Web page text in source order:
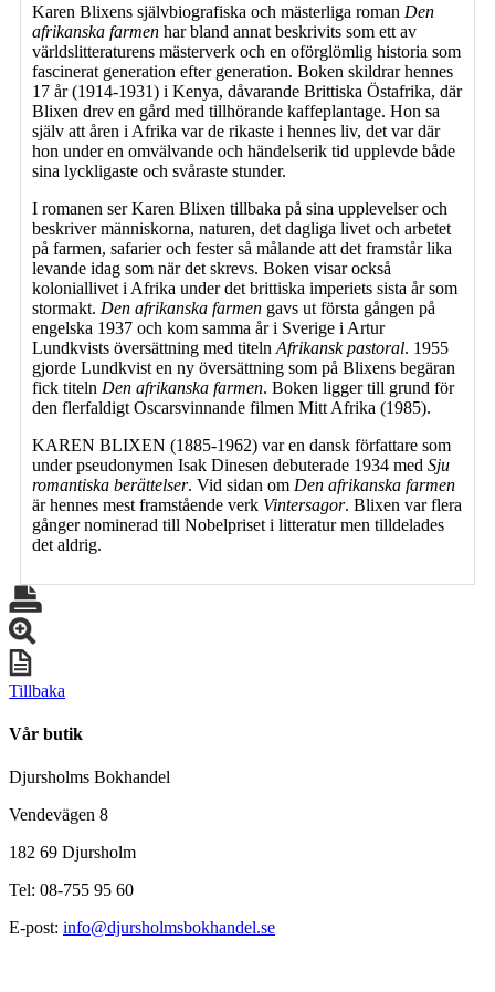
Karen Blixens självbiografiska och mästerliga roman Den
afrikanska farmen har bland annat beskrivits som ett av
världslitteraturens mästerverk och en oförglömlig historia som
fascinerat generation efter generation. Boken skildrar hennes
17 år (1914-1931) i Kenya, dåvarande Brittiska Östafrika, där
Blixen drev en gård med tillhörande kaffeplantage. Hon sa
själv att åren i Afrika var de rikaste i hennes liv, det var där
hon under en omvälvande och händelserik tid upplevde både
sina lyckligaste och svåraste stunder.
I romanen ser Karen Blixen tillbaka på sina upplevelser och
beskriver människorna, naturen, det dagliga livet och arbetet
på farmen, safarier och fester så målande att det framstår lika
levande idag som när det skrevs. Boken visar också
koloniallivet i Afrika under det brittiska imperiets sista år som
stormakt. Den afrikanska farmen gavs ut första gången på
engelska 1937 och kom samma år i Sverige i Artur
Lundkvists översättning med titeln Afrikansk pastoral. 1955
gjorde Lundkvist en ny översättning som på Blixens begäran
fick titeln Den afrikanska farmen. Boken ligger till grund för
den flerfaldigt Oscarsvinnande filmen Mitt Afrika (1985).
KAREN BLIXEN (1885-1962) var en dansk författare som
under pseudonymen Isak Dinesen debuterade 1934 med Sju
romantiska berättelser. Vid sidan om Den afrikanska farmen
är hennes mest framstående verk Vintersagor. Blixen var flera
gånger nominerad till Nobelpriset i litteratur men tilldelades
det aldrig.
Tillbaka
Vår butik
Djursholms Bokhandel
Vendevägen 8
182 69 Djursholm
Tel: 08-755 95 60
E-post: info@djursholmsbokhandel.se